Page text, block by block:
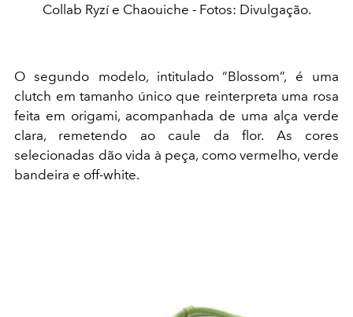
Collab Ryzí e Chaouiche - Fotos: Divulgação.
O segundo modelo, intitulado “Blossom”, é uma
clutch em tamanho único que reinterpreta uma rosa
feita em origami, acompanhada de uma alça verde
clara, remetendo ao caule da flor. As cores
selecionadas dão vida à peça, como vermelho, verde
bandeira e off-white.